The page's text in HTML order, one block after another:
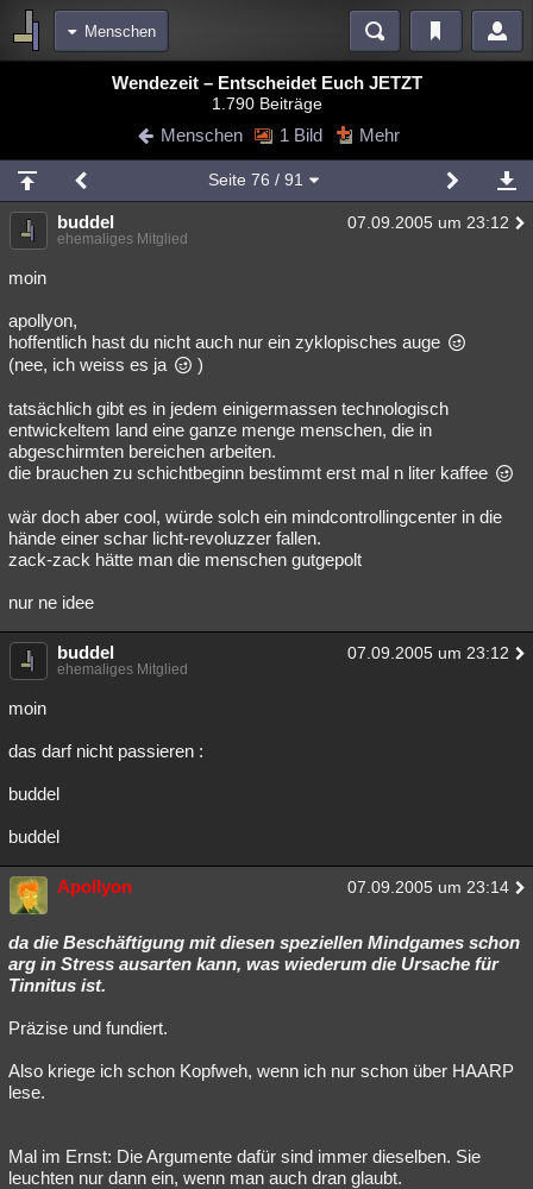
Menschen
Blogs Videos
Chat Wiki Neuigkeiten
meine Rubriken
Menschen Mystery Kriminalfälle
Spiritualität
Natur
weitere Rubriken
Astronomie Helpdesk Gruppen Gaming Filme
Verbesserungen
Übersichten
Besucht Teilgenommen Alle Neue
Lesenswert
Wendezeit – Entscheidet Euch JETZT
1.790 Beiträge
Menschen 1 Bild Mehr
Seite 76 / 91
buddel 07.09.2005 um 23:12
ehemaliges Mitglied
moin
apollyon,
hoffentlich hast du nicht auch nur ein zyklopisches auge
(nee, ich weiss es ja
)
tatsächlich gibt es in jedem einigermassen technologisch
entwickeltem land eine ganze menge menschen, die in
abgeschirmten bereichen arbeiten.
die brauchen zu schichtbeginn bestimmt erst mal n liter kaffee
wär doch aber cool, würde solch ein mindcontrollingcenter in die
hände einer schar licht-revoluzzer fallen.
zack-zack hätte man die menschen gutgepolt
nur ne idee
buddel 07.09.2005 um 23:12
ehemaliges Mitglied
moin
das darf nicht passieren :
buddel
buddel
Apollyon 07.09.2005 um 23:14
da die Beschäftigung mit diesen speziellen Mindgames schon
arg in Stress ausarten kann, was wiederum die Ursache für
Tinnitus ist.
Präzise und fundiert.
Also kriege ich schon Kopfweh, wenn ich nur schon über HAARP
lese.
Mal im Ernst: Die Argumente dafür sind immer dieselben. Sie
leuchten nur dann ein, wenn man auch dran glaubt.